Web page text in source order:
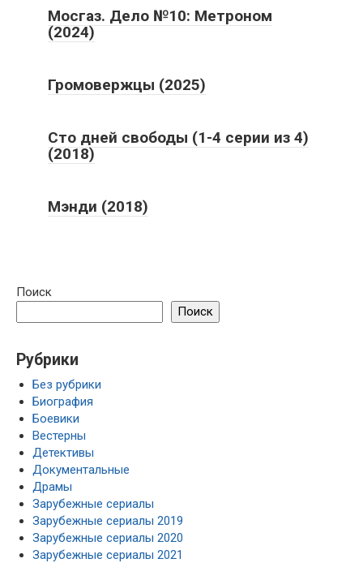
Мосгаз. Дело №10: Метроном
(2024)
Громовержцы (2025)
Сто дней свободы (1-4 серии из 4)
(2018)
Мэнди (2018)
Поиск
Поиск
Рубрики
Без рубрики
Биография
Боевики
Вестерны
Детективы
Документальные
Драмы
Зарубежные сериалы
Зарубежные сериалы 2019
Зарубежные сериалы 2020
Зарубежные сериалы 2021